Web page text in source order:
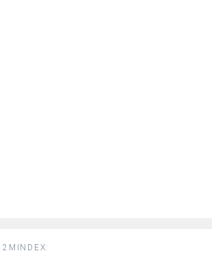
2MINDEX: